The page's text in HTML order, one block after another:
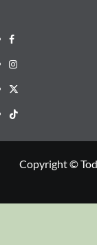
Copyright ©